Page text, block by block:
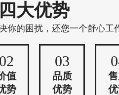
大优势
你的困扰，还您一个舒心工
02
值
势
03
品质
优势